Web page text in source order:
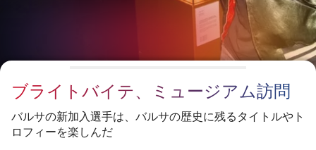
チケット
結果
順位表
トップチーム
スケジュール
チケット
PLUSICON
LABEL.ARIA.PLUS
トップチーム
ブライトバイテ、ミュージアム訪問
バルサの新加入選手は、バルサの歴史に残るタイトルやト
ロフィーを楽しんだ